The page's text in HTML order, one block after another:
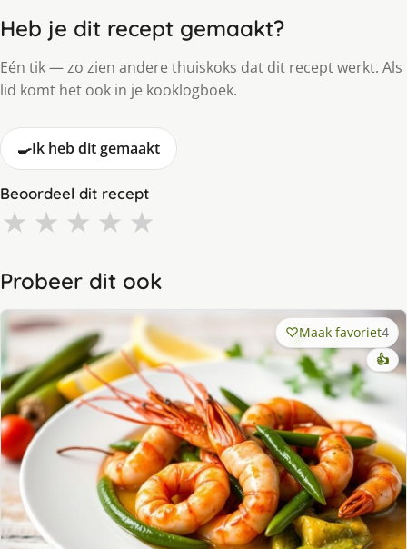
Heb je dit recept gemaakt?
Eén tik — zo zien andere thuiskoks dat dit recept werkt. Als
lid komt het ook in je kooklogboek.
🍳Ik heb dit gemaakt
Beoordeel dit recept
★ ★ ★ ★ ★
Probeer dit ook
Maak favoriet4
👍